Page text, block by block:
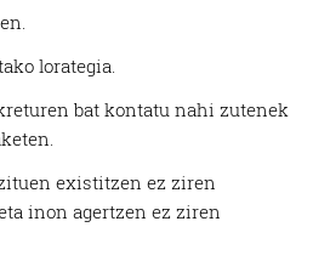
lorategia.
bat kontatu nahi zutenek
existitzen ez ziren
inon agertzen ez ziren